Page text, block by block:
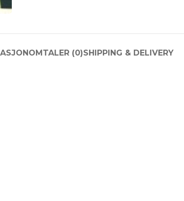
OMTALER (0)SHIPPING & DELIVERY